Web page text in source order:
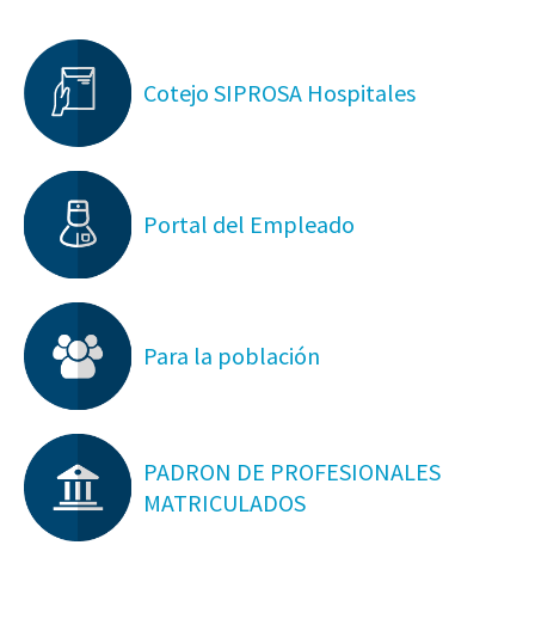
Cotejo SIPROSA Hospitales
Portal del Empleado
Para la población
PADRON DE PROFESIONALES
MATRICULADOS